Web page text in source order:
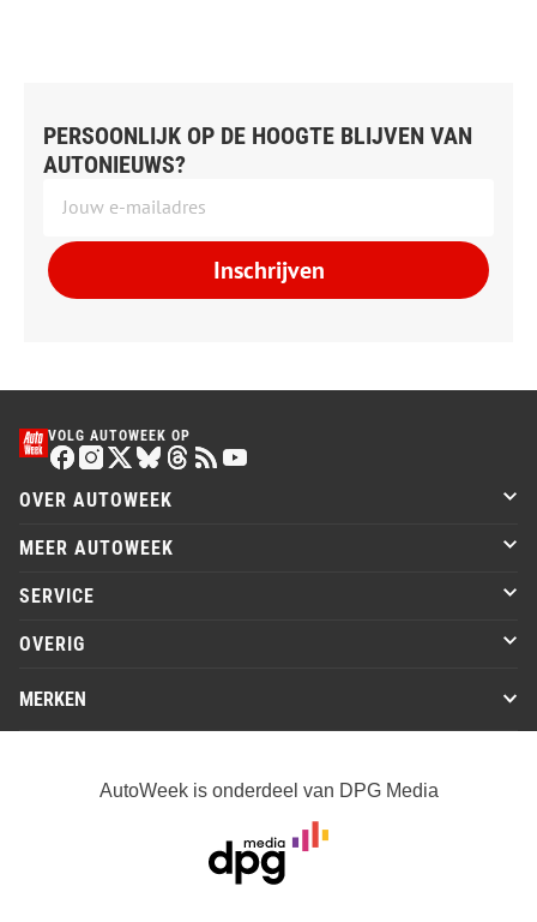
PERSOONLIJK OP DE HOOGTE BLIJVEN VAN
AUTONIEUWS?
Inschrijven
VOLG AUTOWEEK OP
OVER AUTOWEEK
MEER AUTOWEEK
SERVICE
OVERIG
MERKEN
AutoWeek is onderdeel van DPG Media